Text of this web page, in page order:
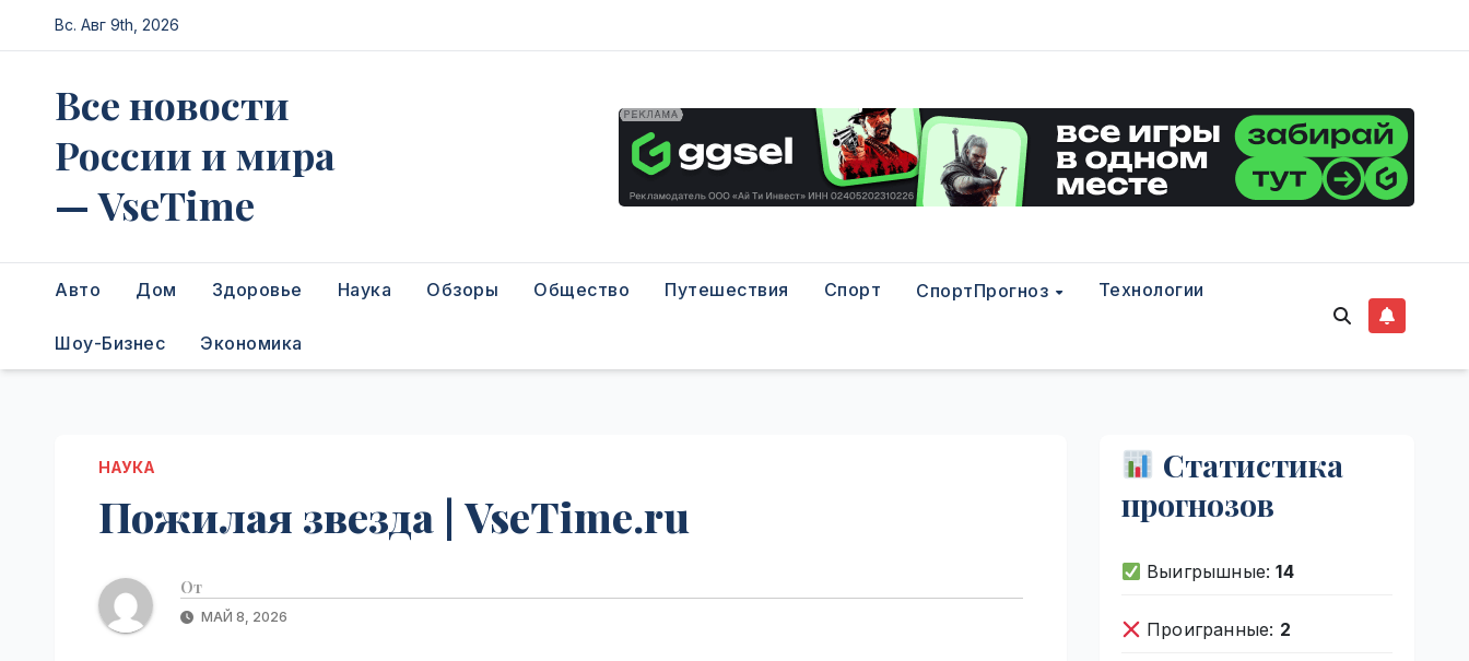
Перейти
к
Вс. Авг 9th, 2026
Все новости
России и мира
— VseTime
Авто Дом Здоровье Наука Обзоры Общество Путешествия Спорт СпортПрогноз Технологии
Шоу-Бизнес Экономика
НАУКА
Пожилая звезда | VseTime.ru
От
МАЙ 8, 2026
Статистика
прогнозов
Выигрышные:14
Проигранные: 2